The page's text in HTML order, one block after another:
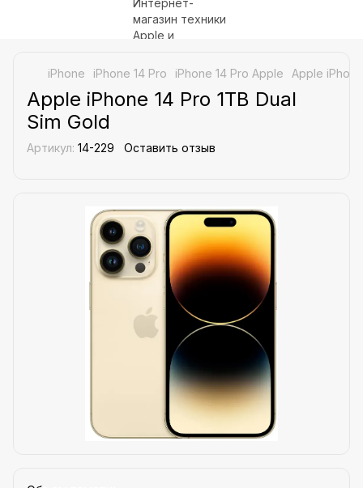
iPhone iPhone 14 Pro iPhone 14 Pro Apple Apple
Apple iPhone 14 Pro 1TB Dual
Sim Gold
Артикул: 14-229 Оставить отзыв